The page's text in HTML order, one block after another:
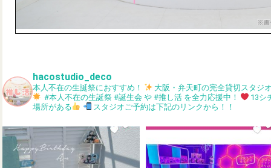
hacostudio_deco
本人不在の生誕祭におすすめ！
大阪・弁天町の完全貸切スタジ
#本人不在の生誕祭 #誕生会 や #推し活 を全力応援中！
13シ
場所がある
スタジオご予約は下記のリンクから！！